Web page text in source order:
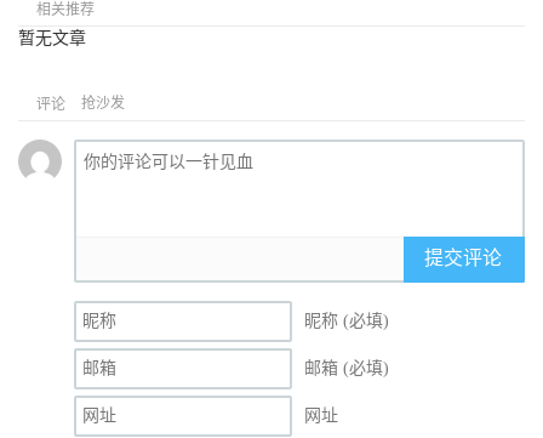
相关推荐
暂无文章
评论 抢沙发
提交评论
昵称 (必填)
邮箱 (必填)
网址